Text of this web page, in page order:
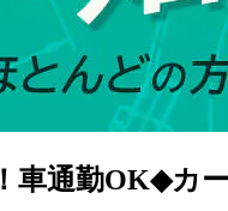
車通勤OK◆カ